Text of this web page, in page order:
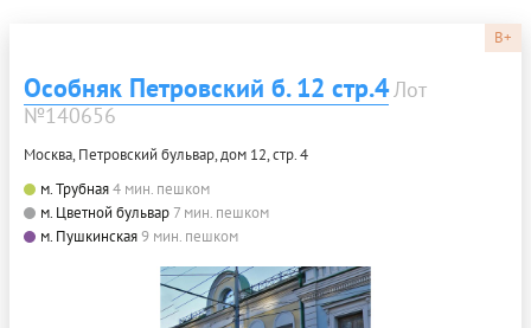
B+
Особняк Петровский б. 12 стр.4 Лот
№140656
Москва, Петровский бульвар, дом 12, стр. 4
м. Трубная4 мин. пешком
м. Цветной бульвар 7 мин. пешком
м. Пушкинская9 мин. пешком